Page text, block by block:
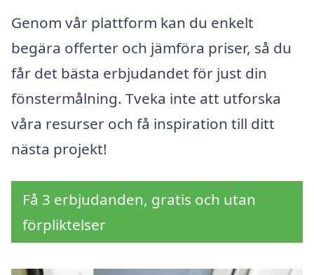
Genom vår plattform kan du enkelt
begära offerter och jämföra priser, så du
får det bästa erbjudandet för just din
fönstermålning. Tveka inte att utforska
våra resurser och få inspiration till ditt
nästa projekt!
Få 3 erbjudanden, gratis och utan
förpliktelser